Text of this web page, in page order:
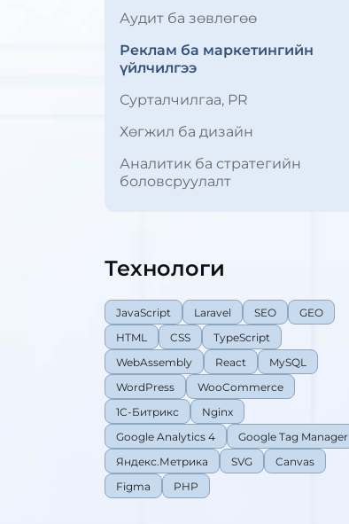
Аудит ба зөвлөгөө
Реклам ба маркетингийн
үйлчилгээ
Сурталчилгаа, PR
Хөгжил ба дизайн
Аналитик ба стратегийн
боловсруулалт
Технологи
JavaScript Laravel SEO
GEO
HTML
CSS
TypeScript
WebAssembly
React
MySQL
WordPress
WooCommerce
1C-Битрикс
Nginx
Google Analytics 4
Google Tag Manager
Яндекс.Метрика
SVG
Canvas
Figma
PHP